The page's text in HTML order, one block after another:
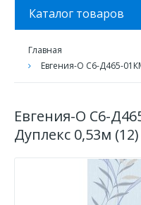
Каталог товаров
Главная
Евгения-О С6-Д465-
Евгения-О С6-
Дуплекс 0,53м (12)